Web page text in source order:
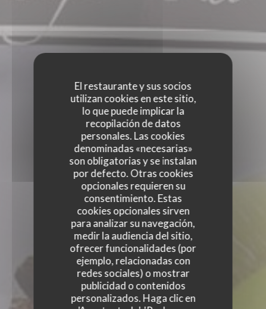
El restaurante y sus socios
utilizan cookies en este sitio,
lo que puede implicar la
recopilación de datos
personales. Las cookies
denominadas «necesarias»
son obligatorias y se instalan
por defecto. Otras cookies
opcionales requieren su
consentimiento. Estas
cookies opcionales sirven
para analizar su navegación,
medir la audiencia del sitio,
ofrecer funcionalidades (por
ejemplo, relacionadas con
redes sociales) o mostrar
publicidad o contenidos
personalizados. Haga clic en
PARADOXE CAFÉ
PARADOXE CAFÉ
|VAURÉAL